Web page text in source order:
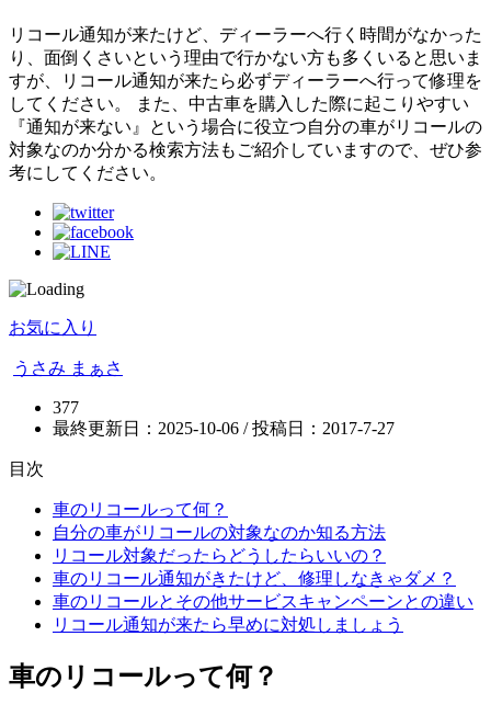
リコール通知が来たけど、ディーラーへ行く時間がなかった
り、面倒くさいという理由で行かない方も多くいると思いま
すが、リコール通知が来たら必ずディーラーへ行って修理を
してください。 また、中古車を購入した際に起こりやすい
『通知が来ない』という場合に役立つ自分の車がリコールの
対象なのか分かる検索方法もご紹介していますので、ぜひ参
考にしてください。
お気に入り
うさみ まぁさ
377
最終更新日：2025-10-06 / 投稿日： 2017-7-27
目次
車のリコールって何？
自分の車がリコールの対象なのか知る方法
リコール対象だったらどうしたらいいの？
車のリコール通知がきたけど、修理しなきゃダメ？
車のリコールとその他サービスキャンペーンとの違い
リコール通知が来たら早めに対処しましょう
車のリコールって何？